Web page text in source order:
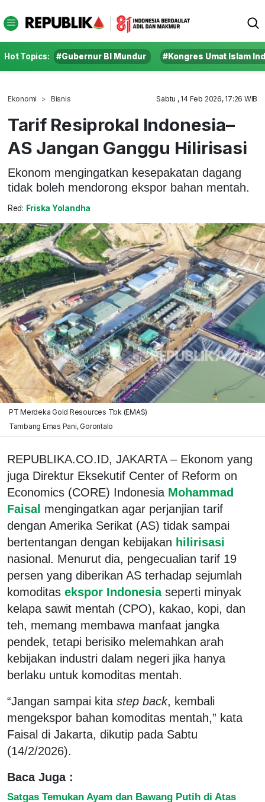
Hot Topics: #Gubernur BI Mundur #Kongres Umat Islam
Ekonomi Bisnis Sabtu , 14 Feb 2026, 17:26 WIB
Tarif Resiprokal Indonesia–
AS Jangan Ganggu Hilirisasi
Ekonom mengingatkan kesepakatan dagang
tidak boleh mendorong ekspor bahan mentah.
Red: Friska Yolandha
PT Merdeka Gold Resources Tbk (EMAS)
Tambang Emas Pani, Gorontalo
REPUBLIKA.CO.ID, JAKARTA – Ekonom yang
juga Direktur Eksekutif Center of Reform on
Economics (CORE) Indonesia Mohammad
Faisal mengingatkan agar perjanjian tarif
dengan Amerika Serikat (AS) tidak sampai
bertentangan dengan kebijakan hilirisasi
nasional. Menurut dia, pengecualian tarif 19
persen yang diberikan AS terhadap sejumlah
komoditas ekspor Indonesia seperti minyak
kelapa sawit mentah (CPO), kakao, kopi, dan
teh, memang membawa manfaat jangka
pendek, tetapi berisiko melemahkan arah
kebijakan industri dalam negeri jika hanya
berlaku untuk komoditas mentah.
“Jangan sampai kita step back, kembali
mengekspor bahan komoditas mentah,” kata
Faisal di Jakarta, dikutip pada Sabtu
(14/2/2026).
Baca Juga :
Satgas Temukan Ayam dan Bawang Putih di Atas